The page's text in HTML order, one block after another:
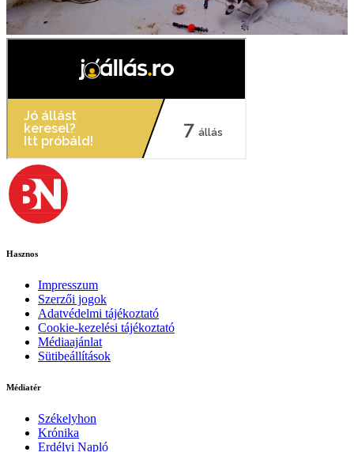
Hasznos
Impresszum
Szerzői jogok
Adatvédelmi tájékoztató
Cookie-kezelési tájékoztató
Médiaajánlat
Sütibeállítások
Médiatér
Székelyhon
Krónika
Erdélyi Napló